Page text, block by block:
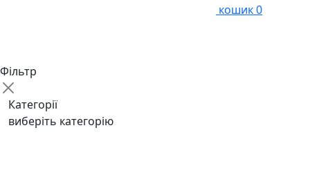
кошик0
Фільтр
Категорії
виберіть категорію